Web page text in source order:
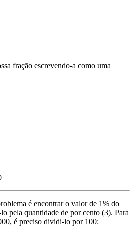
fração escrevendo-a como uma
é encontrar o valor de 1% do
pela quantidade de por cento (3). Para
é preciso dividi-lo por 100: